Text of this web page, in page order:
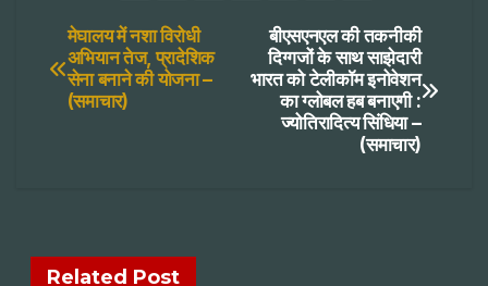
Post
navigation
बीएसएनएल की तकनीकी
दिग्गजों के साथ साझेदारी
भारत को टेलीकॉम इनोवेशन
का ग्लोबल हब बनाएगी :
ज्योतिरादित्य सिंधिया –
(समाचार)
मेघालय में नशा विरोधी
अभियान तेज, प्रादेशिक
सेना बनाने की योजना –
(समाचार)
Related Post